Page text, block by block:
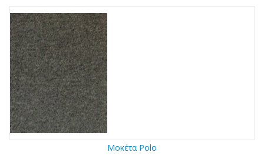
Μοκέτα Polo